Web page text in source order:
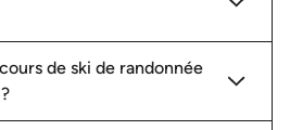
de ski de randonnée